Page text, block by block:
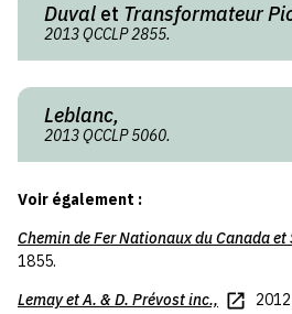
Duval et Transformateur
2013 QCCLP 2855.
Leblanc,
2013 QCCLP 5060.
Voir également :
Chemin de Fer Nationaux du Canadaet
1855.
LemayetA. & D. Prévost inc.,